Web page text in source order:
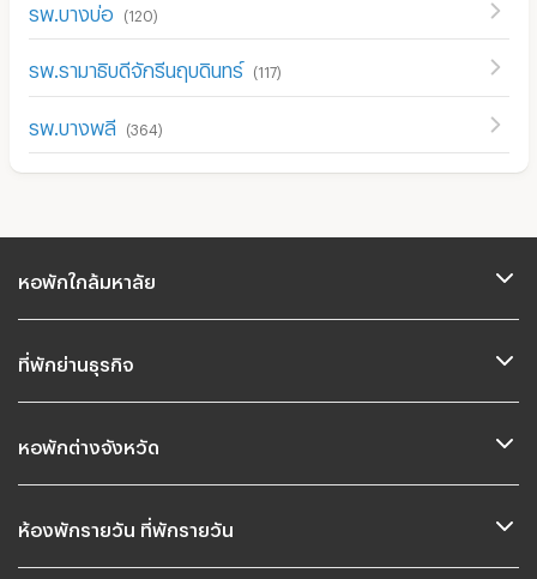
รพ.บางบ่อ (120)
รพ.รามาธิบดีจักรีนฤบดินทร์ (117)
รพ.บางพลี (364 )
หอพักใกล้มหาลัย
ที่พักย่านธุรกิจ
หอพักต่างจังหวัด
ห้องพักรายวัน ที่พักรายวัน